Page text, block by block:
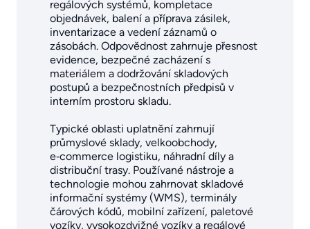
regálových systémů, kompletace
objednávek, balení a příprava zásilek,
inventarizace a vedení záznamů o
zásobách. Odpovědnost zahrnuje přesnost
evidence, bezpečné zacházení s
materiálem a dodržování skladových
postupů a bezpečnostních předpisů v
interním prostoru skladu.
Typické oblasti uplatnění zahrnují
průmyslové sklady, velkoobchody,
e‑commerce logistiku, náhradní díly a
distribuční trasy. Používané nástroje a
technologie mohou zahrnovat skladové
informační systémy (WMS), terminály
čárových kódů, mobilní zařízení, paletové
vozíky, vysokozdvižné vozíky a regálové